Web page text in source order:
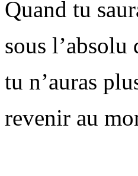
Quand tu
sous l’absolu
tu n’auras
revenir au